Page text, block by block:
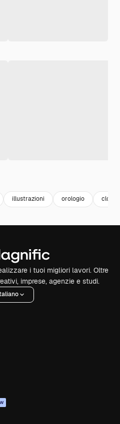
illustrazioni orologio clock
i tuoi migliori lavori. Oltre
imprese, agenzie e studi.